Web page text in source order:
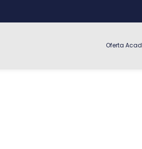
Oferta